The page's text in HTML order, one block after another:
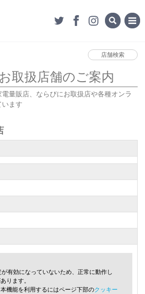
店舗検索
取扱店舗のご案内
量販店、ならびにお取扱店や各種オンラ
ます
有効になっていないため、正常に動作し
ります。
機能を利用するにはページ下部のクッキー